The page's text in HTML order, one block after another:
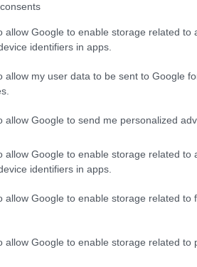
allow Google to enable storage related to
identifiers in apps.
allow my user data to be sent to Google
allow Google to send me personalized
allow Google to enable storage related to
identifiers in apps.
allow Google to enable storage related to
allow Google to enable storage related to
equivale a porsi in
settembre e le previsioni di
la sinistra ripercorre il solito
fascista nel tentativo di
paura che appartiene alla
sorta di populismo capovolto
positive l’elettorato per
fallite, si limita ad evocare i
l’avversario. Lo stesso
autorizzare gli scostamenti